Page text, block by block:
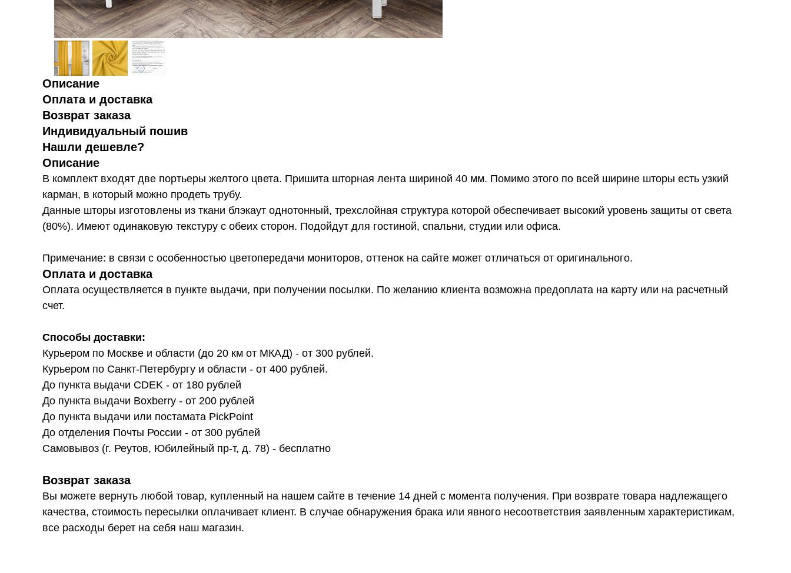
Описание
Оплата и доставка
Возврат заказа
Индивидуальный пошив
Нашли дешевле?
Описание
В комплект входят две портьеры желтого цвета. Пришита шторная лента шириной 40 мм. Помимо этого по всей ширине шторы есть узкий
карман, в который можно продеть трубу.
Данные шторы изготовлены из ткани блэкаут однотонный, трехслойная структура которой обеспечивает высокий уровень защиты от света
(80%). Имеют одинаковую текстуру с обеих сторон. Подойдут для гостиной, спальни, студии или офиса.
Примечание: в связи с особенностью цветопередачи мониторов, оттенок на сайте может отличаться от оригинального.
Оплата и доставка
Оплата осуществляется в пункте выдачи, при получении посылки. По желанию клиента возможна предоплата на карту или на расчетный
счет.
Способы доставки:
Курьером по Москве и области (до 20 км от МКАД) - от 300 рублей.
Курьером по Санкт-Петербургу и области - от 400 рублей.
До пункта выдачи CDEK - от 180 рублей
До пункта выдачи Boxberry - от 200 рублей
До пункта выдачи или постамата PickPoint
До отделения Почты России - от 300 рублей
Самовывоз (г. Реутов, Юбилейный пр-т, д. 78) - бесплатно
Возврат заказа
Вы можете вернуть любой товар, купленный на нашем сайте в течение 14 дней с момента получения. При возврате товара надлежащего
качества, стоимость пересылки оплачивает клиент. В случае обнаружения брака или явного несоответствия заявленным характеристикам,
все расходы берет на себя наш магазин.